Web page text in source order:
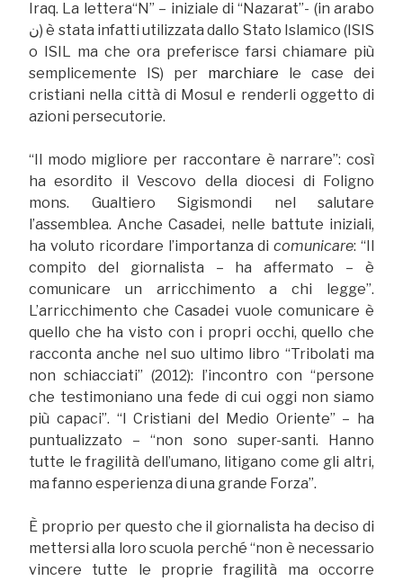
Iraq. La lettera“N” – iniziale di “Nazarat”- (in arabo
ن) è stata infatti utilizzata dallo Stato Islamico (ISIS
o ISIL ma che ora preferisce farsi chiamare più
semplicemente IS) per marchiare le case dei
cristiani nella città di Mosul e renderli oggetto di
azioni persecutorie.
“Il modo migliore per raccontare è narrare”: così
ha esordito il Vescovo della diocesi di Foligno
mons. Gualtiero Sigismondi nel salutare
l’assemblea. Anche Casadei, nelle battute iniziali,
ha voluto ricordare l’importanza dicomunicare: “Il
compito del giornalista – ha affermato – è
comunicare un arricchimento a chi legge”.
L’arricchimento che Casadei vuole comunicare è
quello che ha visto con i propri occhi, quello che
racconta anche nel suo ultimo libro “Tribolati ma
non schiacciati” (2012): l’incontro con “persone
che testimoniano una fede di cui oggi non siamo
più capaci”. “I Cristiani del Medio Oriente” – ha
puntualizzato – “non sono super-santi. Hanno
tutte le fragilità dell’umano, litigano come gli altri,
ma fanno esperienza di una grande Forza”.
È proprio per questo che il giornalista ha deciso di
mettersi alla loro scuola perché “non è necessario
vincere tutte le proprie fragilità ma occorre